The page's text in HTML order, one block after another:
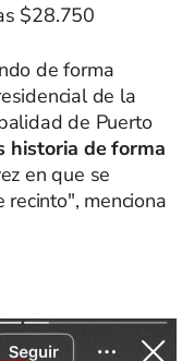
$28.750
de forma
de la
de Puerto
historia de forma
en que se
menciona